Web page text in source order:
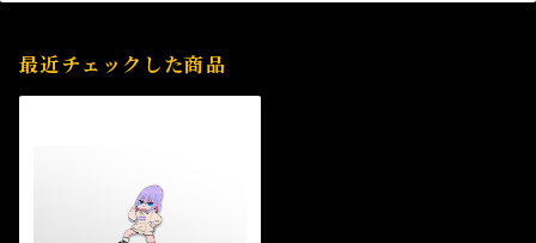
最近チェックした商品